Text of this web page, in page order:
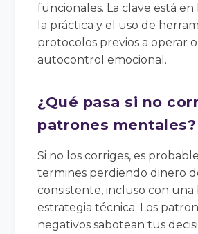
funcionales. La clave está en
la práctica y el uso de
protocolos previos a operar
autocontrol emocional.
¿Qué pasa si no
patrones mentales?
Si no los corriges, es
termines perdiendo dinero
consistente, incluso con una
estrategia técnica. Los
negativos sabotean tus